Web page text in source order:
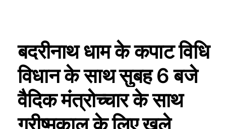
बदरीनाथ धाम के कपाट विधि
विधान के साथ सुबह 6 बजे
वैदिक मंत्रोच्चार के साथ